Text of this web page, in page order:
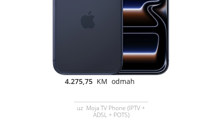
4.275,75 KM odmah
uz Moja TV Phone (IPTV +
ADSL + POTS)